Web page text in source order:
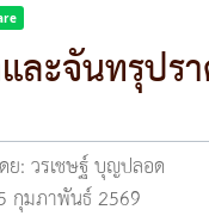
ละจันทรุปร
ย: วรเชษฐ์ บุญปลอด
กุมภาพันธ์ 2569